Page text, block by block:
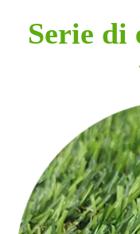
Serie